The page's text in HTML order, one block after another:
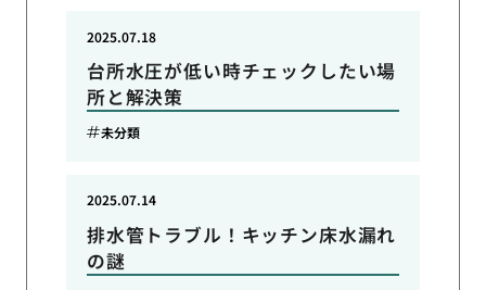
台所水圧が低い時チェックしたい場
所と解決策
2025.07.18
未分類
排水管トラブル！キッチン床水漏れ
の謎
2025.07.14